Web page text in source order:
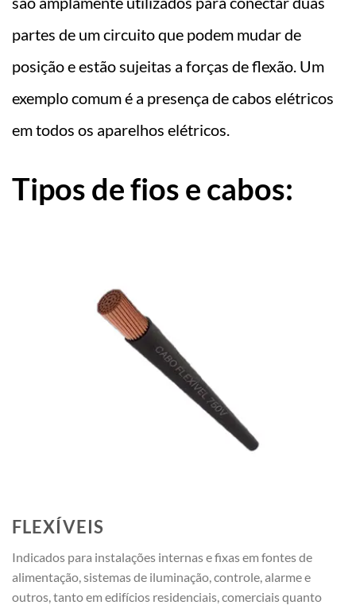
partes de um circuito que podem mudar de
posição e estão sujeitas a forças de flexão. Um
exemplo comum é a presença de cabos elétricos
em todos os aparelhos elétricos.
Tipos de fios e cabos:
FLEXÍVEIS
Indicados para instalações internas e fixas em fontes de
alimentação, sistemas de iluminação, controle, alarme e
outros, tanto em edifícios residenciais, comerciais quanto